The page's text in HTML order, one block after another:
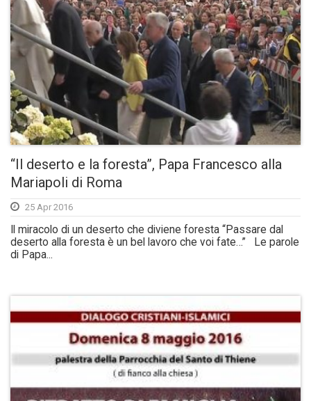
“Il deserto e la foresta”, Papa Francesco alla
Mariapoli di Roma
25 Apr 2016
Il miracolo di un deserto che diviene foresta “Passare dal
deserto alla foresta è un bel lavoro che voi fate…” Le parole
di Papa...